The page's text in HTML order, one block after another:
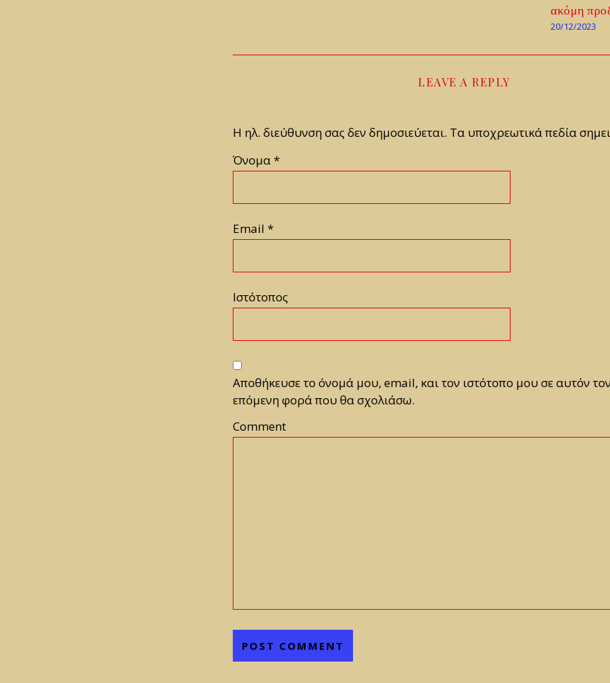
ακόμη
20/12/2023
LEAVE A REPLY
Η ηλ. διεύθυνση σας δεν δημοσιεύεται. Τα υποχρεωτικά πεδία
Όνομα*
Email *
Ιστότοπος
Αποθήκευσε το όνομά μου, email, και τον ιστότοπο μου σε αυτόν
επόμενη φορά που θα σχολιάσω.
Comment